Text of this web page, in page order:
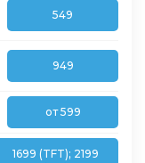
549
949
от 599
1699 (TFT); 2199